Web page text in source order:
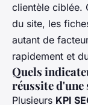
clientèle ciblée.
du site, les
autant de
rapidement et
Quels
réussite d'une
Plusieurs KPI